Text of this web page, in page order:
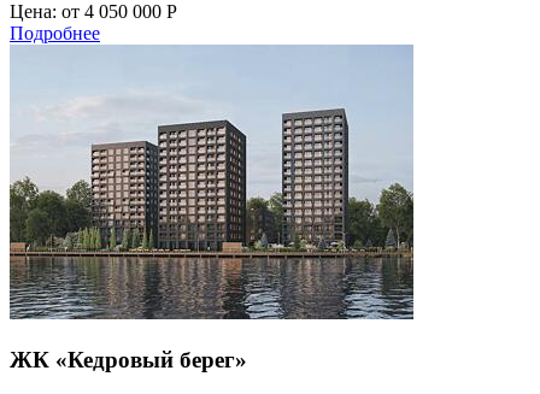
Цена: от 4 050 000 Р
Подробнее
ЖК «Кедровый берег»